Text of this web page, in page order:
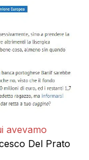
avevamo
Del Prato